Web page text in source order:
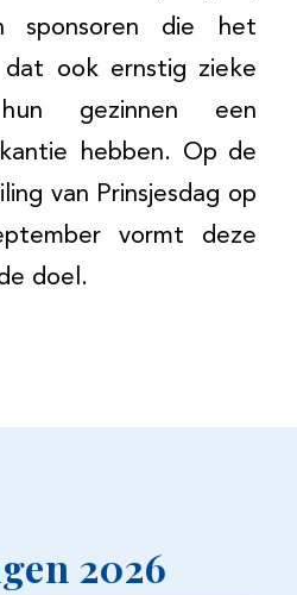
sponsoren die het
dat ook ernstig zieke
gezinnen een
hebben. Op de
van Prinsjesdag op
vormt deze
doel.
2026